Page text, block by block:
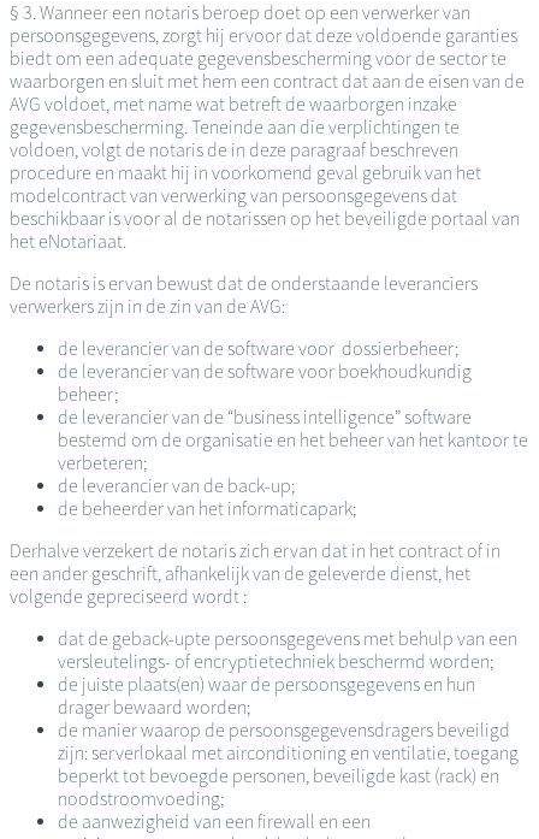
§ 3. Wanneer een notaris beroep doet op een verwerker van
persoonsgegevens, zorgt hij ervoor dat deze voldoende garanties
biedt om een adequate gegevensbescherming voor de sector te
waarborgen en sluit met hem een contract dat aan de eisen van de
AVG voldoet, met name wat betreft de waarborgen inzake
gegevensbescherming. Teneinde aan die verplichtingen te
voldoen, volgt de notaris de in deze paragraaf beschreven
procedure en maakt hij in voorkomend geval gebruik van het
modelcontract van verwerking van persoonsgegevens dat
beschikbaar is voor al de notarissen op het beveiligde portaal van
het eNotariaat.
De notaris is ervan bewust dat de onderstaande leveranciers
verwerkers zijn in de zin van de AVG:
de leverancier van de software voor dossierbeheer;
de leverancier van de software voor boekhoudkundig
beheer;
de leverancier van de “business intelligence” software
bestemd om de organisatie en het beheer van het kantoor te
verbeteren;
de leverancier van de back-up;
de beheerder van het informaticapark;
Derhalve verzekert de notaris zich ervan dat in het contract of in
een ander geschrift, afhankelijk van de geleverde dienst, het
volgende gepreciseerd wordt :
dat de geback-upte persoonsgegevens met behulp van een
versleutelings- of encryptietechniek beschermd worden;
de juiste plaats(en) waar de persoonsgegevens en hun
drager bewaard worden;
de manier waarop de persoonsgegevensdragers beveiligd
zijn: serverlokaal met airconditioning en ventilatie, toegang
beperkt tot bevoegde personen, beveiligde kast (rack) en
noodstroomvoeding;
de aanwezigheid van een firewall en een